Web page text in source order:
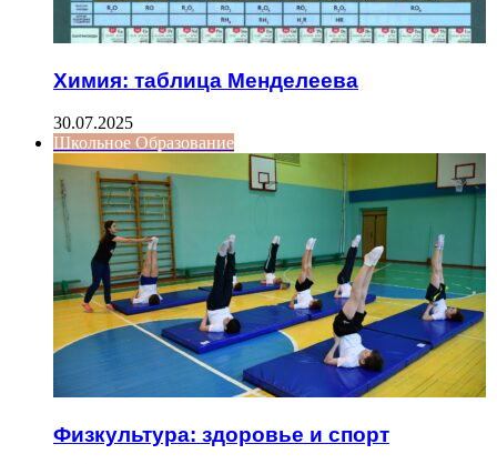
Химия: таблица Менделеева
30.07.2025
Школьное Образование
Физкультура: здоровье и спорт